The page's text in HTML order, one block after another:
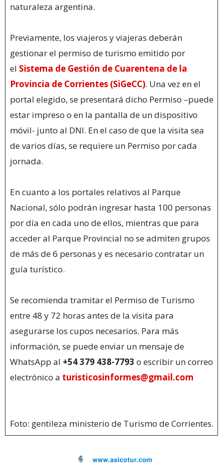
naturaleza argentina.
Previamente, los viajeros y viajeras deberán
gestionar el permiso de turismo emitido por
el Sistema de Gestión de Cuarentena de la
Provincia de Corrientes (SiGeCC). Una vez en el
portal elegido, se presentará dicho Permiso –puede
estar impreso o en la pantalla de un dispositivo
móvil- junto al DNI. En el caso de que la visita sea
de varios días, se requiere un Permiso por cada
jornada.
En cuanto a los portales relativos al Parque
Nacional, sólo podrán ingresar hasta 100 personas
por día en cada uno de ellos, mientras que para
acceder al Parque Provincial no se admiten grupos
de más de 6 personas y es necesario contratar un
guía turístico.
Se recomienda tramitar el Permiso de Turismo
entre 48 y 72 horas antes de la visita para
asegurarse los cupos necesarios. Para más
información, se puede enviar un mensaje de
WhatsApp al +54 379 438-7793 o escribir un correo
electrónico a turisticosinformes@gmail.com
Foto: gentileza ministerio de Turismo de Corrientes.